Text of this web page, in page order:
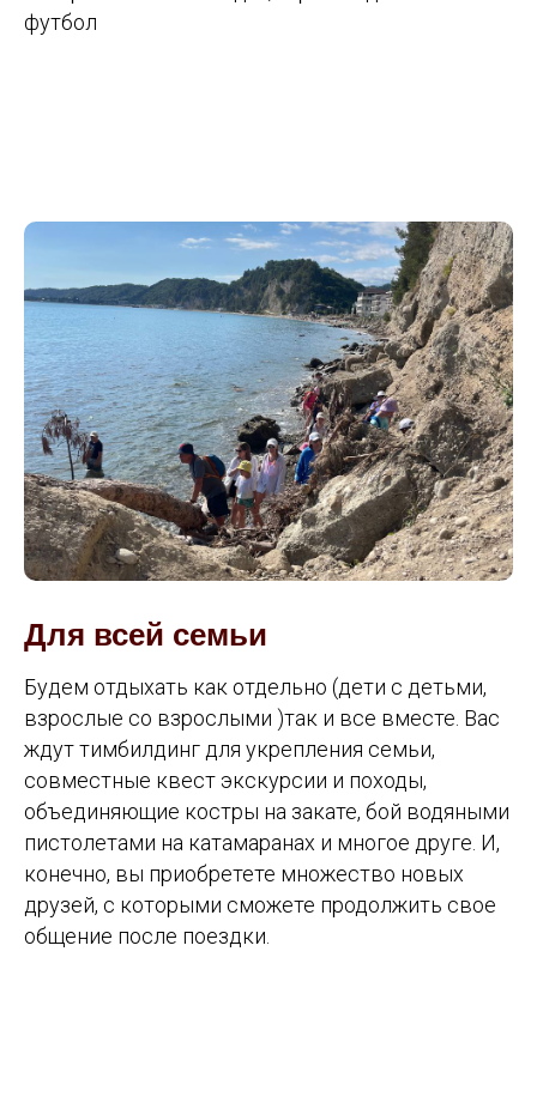
футбол
Для всей семьи
Будем отдыхать как отдельно (дети с детьми,
взрослые со взрослыми )так и все вместе. Вас
ждут тимбилдинг для укрепления семьи,
совместные квест экскурсии и походы,
объединяющие костры на закате, бой водяными
пистолетами на катамаранах и многое друге. И,
конечно, вы приобретете множество новых
друзей, с которыми сможете продолжить свое
общение после поездки.